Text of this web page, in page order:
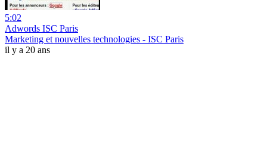
5:02
Adwords ISC Paris
Marketing et nouvelles technologies - ISC Paris
il y a 20 ans